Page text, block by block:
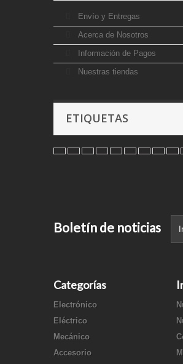
Envío y Entregas
Acerca de Nosotros
Información de Pagos
Nuestras tiendas
ETIQUETAS
Boletín de noticias
Categorías
Electrónico
Eléctrico
Mecánico
Accesorio